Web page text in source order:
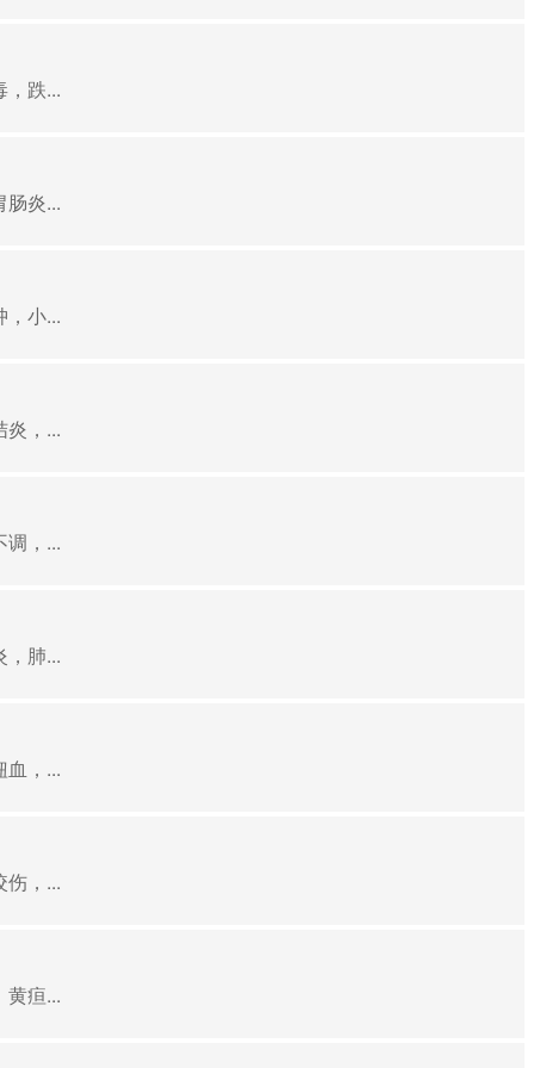
，跌...
肠炎...
，小...
炎，...
调，...
，肺...
血，...
伤，...
黄疸...